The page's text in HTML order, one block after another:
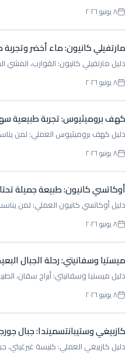
٨ يونيو ٢٠٢٦
مارتفيلي كانيون: ماء أخضر
دليل مارتفيلي كانيون: القوارب،
٨ يونيو ٢٠٢٦
كهف بروميثيوس: تجربة طبيعية
دليل كهف بروميثيوس العملي: لمن
٨ يونيو ٢٠٢٦
أوكاتسي كانيون: طبيعة جميلة
دليل أوكاتسي كانيون العملي: لمن
٨ يونيو ٢٠٢٦
ميستيا وسفانيتي: رحلة الجبال
دليل ميستيا وسفانيتي: أبراج سفان،
٨ يونيو ٢٠٢٦
كازبيغي وستيبانتسميندا: جبال
دليل كازبيغي العملي: كنيسة غيرغيتي،